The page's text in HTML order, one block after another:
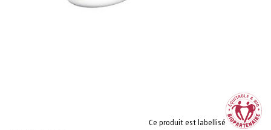
Ce produit est labellisé